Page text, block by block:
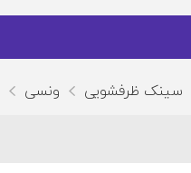
سینک ظرفشویی ونسی